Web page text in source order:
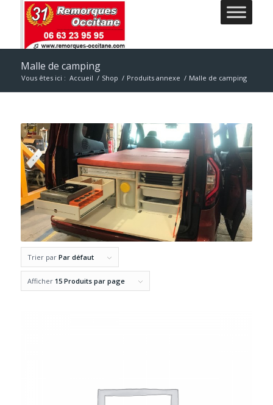
Malle de camping
Vous êtes ici : Accueil / Shop / Produits annexe / Malle de camping
Trier par Par défaut
Afficher 15 Produits par page